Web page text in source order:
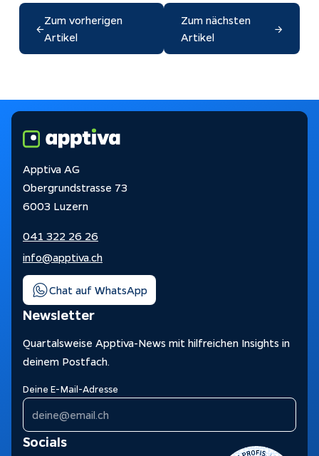
←
Zum vorherigen
Artikel
Zum nächsten
Artikel
→
Apptiva AG
Obergrundstrasse 73
6003 Luzern
041 322 26 26
info@apptiva.ch
Chat auf WhatsApp
Newsletter
Quartalsweise Apptiva-News mit hilfreichen Insights in
deinem Postfach.
Deine E-Mail-Adresse
Socials